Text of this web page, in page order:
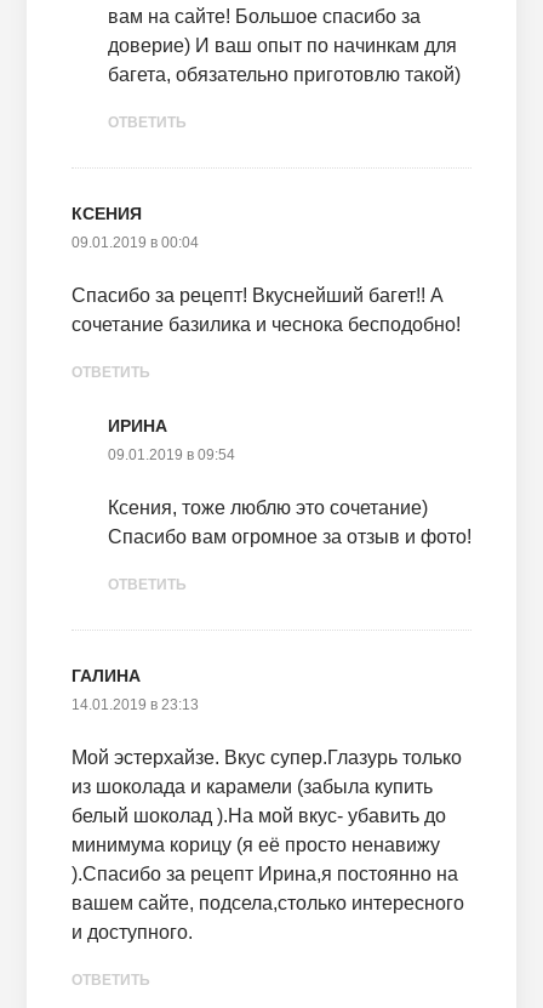
вам на сайте! Большое спасибо за
доверие) И ваш опыт по начинкам для
багета, обязательно приготовлю такой)
ОТВЕТИТЬ
КСЕНИЯ
09.01.2019 в 00:04
Спасибо за рецепт! Вкуснейший багет!! А
сочетание базилика и чеснока бесподобно!
ОТВЕТИТЬ
ИРИНА
09.01.2019 в 09:54
Ксения, тоже люблю это сочетание)
Спасибо вам огромное за отзыв и фото!
ОТВЕТИТЬ
ГАЛИНА
14.01.2019 в 23:13
Мой эстерхайзе. Вкус супер.Глазурь только
из шоколада и карамели (забыла купить
белый шоколад ).На мой вкус- убавить до
минимума корицу (я её просто ненавижу
).Спасибо за рецепт Ирина,я постоянно на
вашем сайте, подсела,столько интересного
и доступного.
ОТВЕТИТЬ